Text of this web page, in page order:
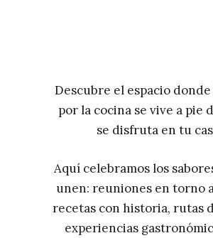
Descubre el espacio donde
por la cocina se vive a pie
se disfruta en tu
Aquí celebramos los
unen: reuniones en torno
recetas con historia, rutas
experiencias